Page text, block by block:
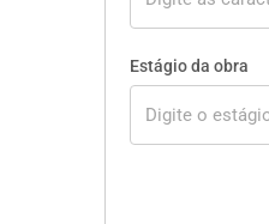
Estágio da obra